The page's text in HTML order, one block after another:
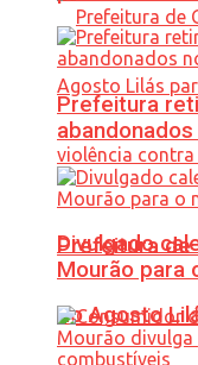
Prefeitura de
do Agosto
Prefeitura
Divulgado
Mourão para